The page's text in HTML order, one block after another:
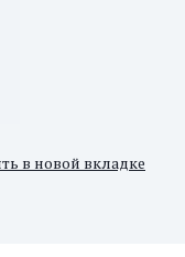
в новой вкладке